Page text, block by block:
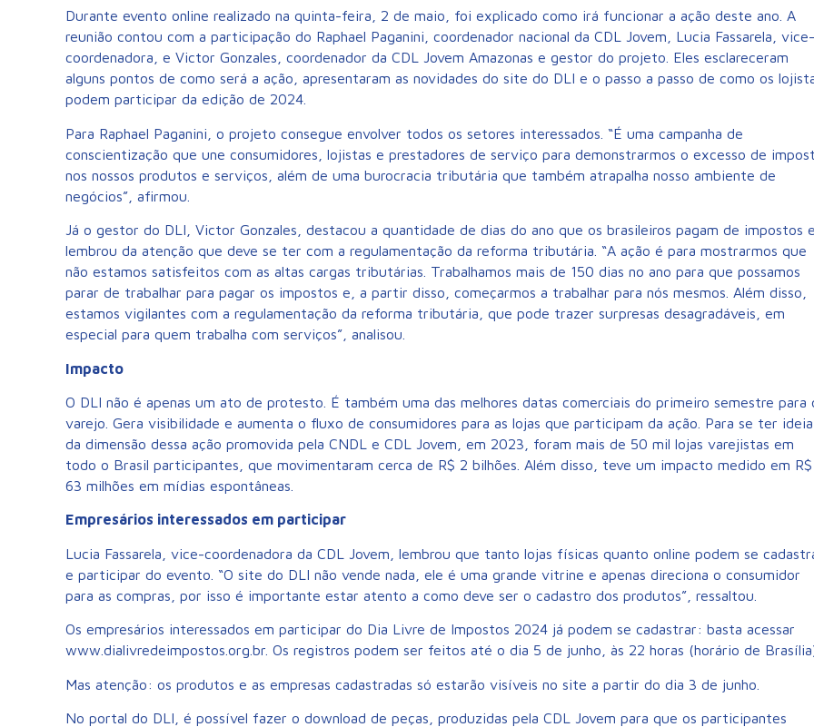
Durante evento online realizado na quinta-feira, 2 de maio, foi explicado como irá funcionar a ação deste ano. A
reunião contou com a participação do Raphael Paganini, coordenador nacional da CDL Jovem, Lucia Fassarela, vice-
coordenadora, e Victor Gonzales, coordenador da CDL Jovem Amazonas e gestor do projeto. Eles esclareceram
alguns pontos de como será a ação, apresentaram as novidades do site do DLI e o passo a passo de como os
podem participar da edição de 2024.
Para Raphael Paganini, o projeto consegue envolver todos os setores interessados. “É uma campanha de
conscientização que une consumidores, lojistas e prestadores de serviço para demonstrarmos o excesso de
nos nossos produtos e serviços, além de uma burocracia tributária que também atrapalha nosso ambiente de
negócios”, afirmou.
Já o gestor do DLI, Victor Gonzales, destacou a quantidade de dias do ano que os brasileiros pagam de impostos e
lembrou da atenção que deve se ter com a regulamentação da reforma tributária. “A ação é para mostrarmos que
não estamos satisfeitos com as altas cargas tributárias. Trabalhamos mais de 150 dias no ano para que possamos
parar de trabalhar para pagar os impostos e, a partir disso, começarmos a trabalhar para nós mesmos. Além disso,
estamos vigilantes com a regulamentação da reforma tributária, que pode trazer surpresas desagradáveis, em
especial para quem trabalha com serviços”, analisou.
Impacto
O DLI não é apenas um ato de protesto. É também uma das melhores datas comerciais do primeiro semestre para
varejo. Gera visibilidade e aumenta o fluxo de consumidores para as lojas que participam da ação. Para se ter ideia
da dimensão dessa ação promovida pela CNDL e CDL Jovem, em 2023, foram mais de 50 mil lojas varejistas em
todo o Brasil participantes, que movimentaram cerca de R$ 2 bilhões. Além disso, teve um impacto medido em R$
63 milhões em mídias espontâneas.
Empresários interessados em participar
Lucia Fassarela, vice-coordenadora da CDL Jovem, lembrou que tanto lojas físicas quanto online podem se
e participar do evento. “O site do DLI não vende nada, ele é uma grande vitrine e apenas direciona o consumidor
para as compras, por isso é importante estar atento a como deve ser o cadastro dos produtos”, ressaltou.
Os empresários interessados em participar do Dia Livre de Impostos 2024 já podem se cadastrar: basta acessar
www.dialivredeimpostos.org.br. Os registros podem ser feitos até o dia 5 de junho, às 22 horas (horário de
Mas atenção: os produtos e as empresas cadastradas só estarão visíveis no site a partir do dia 3 de junho.
No portal do DLI, é possível fazer o download de peças, produzidas pela CDL Jovem para que os participantes